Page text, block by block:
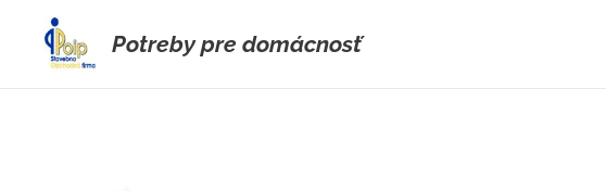
Potreby pre domácnosť